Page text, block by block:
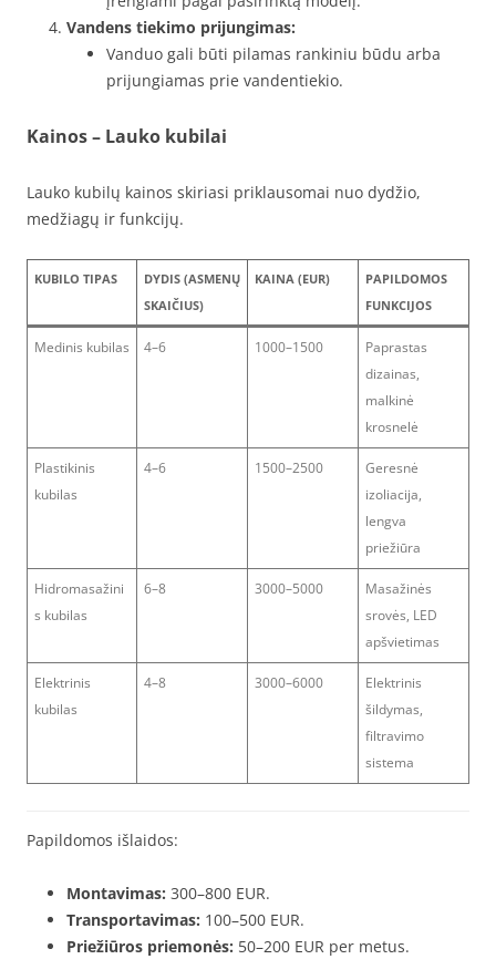
Vandens tiekimo prijungimas:
Vanduo gali būti pilamas rankiniu būdu arba
prijungiamas prie vandentiekio.
Kainos – Lauko kubilai
Lauko kubilų kainos skiriasi priklausomai nuo dydžio,
medžiagų ir funkcijų.
KUBILO TIPAS
DYDIS (ASMENŲ
SKAIČIUS)
KAINA (EUR)
PAPILDOMOS
FUNKCIJOS
Medinis kubilas 4–6 1000–1500
Paprastas
dizainas,
malkinė
krosnelė
Plastikinis
kubilas
4–6 1500–2500
Geresnė
izoliacija,
lengva
priežiūra
Hidromasažini
s kubilas
6–8 3000–5000
Masažinės
srovės, LED
apšvietimas
Elektrinis
kubilas
4–8 3000–6000
Elektrinis
šildymas,
filtravimo
sistema
Papildomos išlaidos:
Montavimas: 300–800 EUR.
Transportavimas: 100–500 EUR.
Priežiūros priemonės: 50–200 EUR per metus.